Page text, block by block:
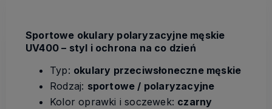
Sportowe okulary polaryzacyjne męskie
UV400 – styl i ochrona na co dzień
Typ: okulary przeciwsłoneczne męskie
Rodzaj: sportowe / polaryzacyjne
Kolor oprawki i soczewek: czarny